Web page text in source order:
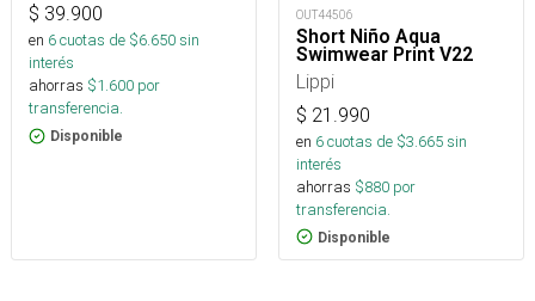
$ 39.900
en 6cuotas de $6.650sin
interés
ahorras $1.600 por
transferencia.
Disponible
OUT44506
Short Niño Aqua
Swimwear Print V22
Lippi
$ 21.990
en 6cuotas de $3.665sin
interés
ahorras $880 por
transferencia.
Disponible